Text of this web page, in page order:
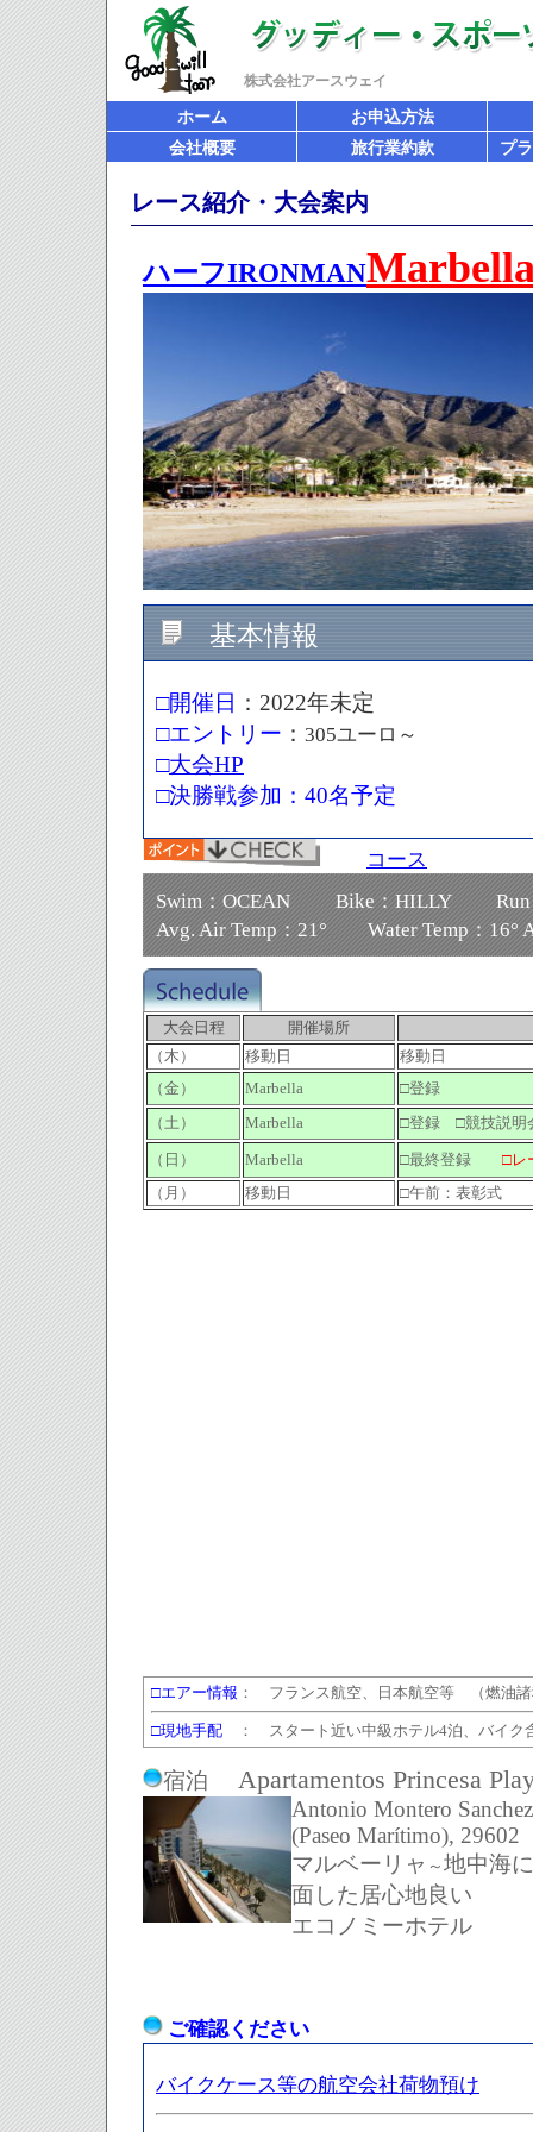
株式会社アースウェイ
ホーム
お申込方法
会社概要
旅行業約款 プ
レース紹介・大会案内
ハーフIRONMAN
基本情報
□開催日 ： 2022年未定
□エントリー ： 305ユーロ～
□大会HP
□決勝戦参加：40名予定
コース
Swim：OCEAN Bike：HILLY Run
Avg. Air Temp：21° Water Temp：16°
大会日程
開催場所
（木）
移動日
移動日
（金）
Marbella
□登録
（土）
Marbella □登録 □競技説
（日） Marbella □最終登録 □レ
（月）
移動日 □午前：表彰式
□エアー情報 ： フランス航空、日本航空等 （燃油
□現地手配 ： スタート近い中級ホテル4泊、バイク
宿泊 Apartamentos Princesa
Antonio Montero
(Paseo Marítimo), 29602
マルベーリャ ～地中海に
面した居心地良い
エコノミーホテル
ご確認ください
バイクケース等の航空会社荷物預け